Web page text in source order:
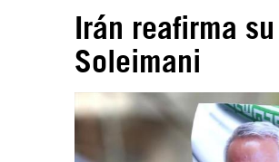
Irán reafirma
Soleimani